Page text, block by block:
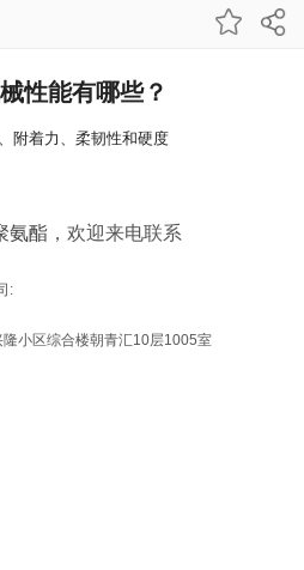
性能有哪些？
附着力、柔韧性和硬度
氨酯 ，欢迎来电联系
:
隆小区综合楼朝青汇10层1005室